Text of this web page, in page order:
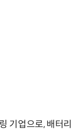
기업으로, 배터